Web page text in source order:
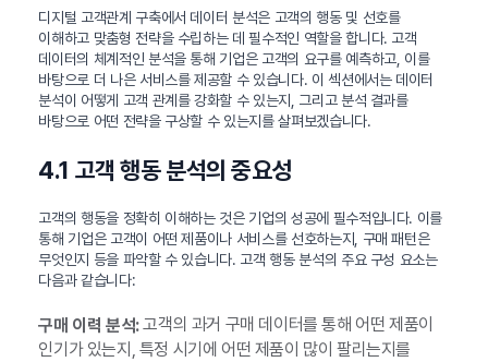
디지털 고객관계 구축에서 데이터 분석은 고객의 행동 및 선호를
이해하고 맞춤형 전략을 수립하는 데 필수적인 역할을 합니다. 고객
데이터의 체계적인 분석을 통해 기업은 고객의 요구를 예측하고, 이를
바탕으로 더 나은 서비스를 제공할 수 있습니다. 이 섹션에서는 데이터
분석이 어떻게 고객 관계를 강화할 수 있는지, 그리고 분석 결과를
바탕으로 어떤 전략을 구상할 수 있는지를 살펴보겠습니다.
4.1 고객 행동 분석의 중요성
고객의 행동을 정확히 이해하는 것은 기업의 성공에 필수적입니다. 이를
통해 기업은 고객이 어떤 제품이나 서비스를 선호하는지, 구매 패턴은
무엇인지 등을 파악할 수 있습니다. 고객 행동 분석의 주요 구성 요소는
다음과 같습니다:
구매 이력 분석:고객의 과거 구매 데이터를 통해 어떤 제품이
인기가 있는지, 특정 시기에 어떤 제품이 많이 팔리는지를